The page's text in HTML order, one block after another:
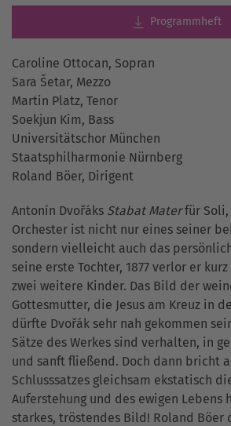
Programmheft
Caroline Ottocan, Sopran
Sara Šetar, Mezzo
Martin Platz, Tenor
Soekjun Kim, Bass
Universitätschor München
Staatsphilharmonie Nürnberg
Roland Böer, Dirigent
Antonín Dvořáks Stabat Materfür Soli,
Orchester ist nicht nur eines seiner
sondern vielleicht auch das
seine erste Tochter, 1877 verlor er
zwei weitere Kinder. Das Bild der
Gottesmutter, die Jesus am Kreuz in
dürfte Dvořák sehr nah gekommen
Sätze des Werkes sind verhalten, in
und sanft fließend. Doch dann bricht
Schlusssatzes gleichsam ekstatisch
Auferstehung und des ewigen Lebens
starkes, tröstendes Bild! Roland Böer